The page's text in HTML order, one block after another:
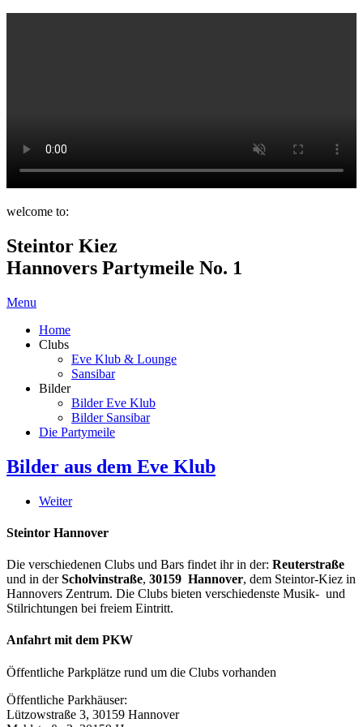
welcome to:
Steintor Kiez
Hannovers Partymeile No. 1
Menu
Home
Clubs
Eve Klub & Lounge
Sansibar
Bilder
Bilder Eve Klub
Bilder Sansibar
Die Partymeile
Bilder aus dem Eve Klub
Weiter
Steintor Hannover
Die verschiedenen Clubs und Bars findet ihr in der: Reuterstraße
und in derScholvinstraße, 30159 Hannover, dem Steintor-Kiez in
Hannovers Zentrum. Die Clubs bieten verschiedenste Musik- und
Stilrichtungen bei freiem Eintritt.
Anfahrt mit dem PKW
Öffentliche Parkplätze rund um die Clubs vorhanden
Öffentliche Parkhäuser:
Lützowstraße 3, 30159 Hannover